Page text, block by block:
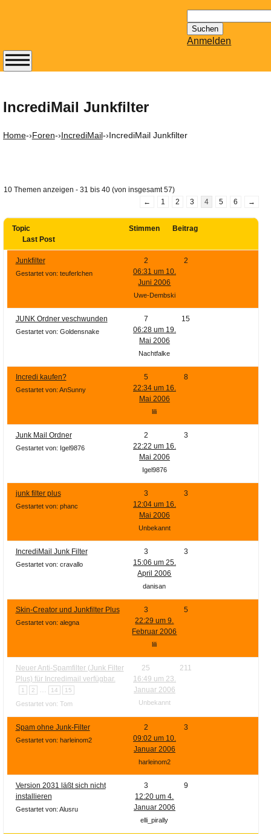
nach:
Anmelden
IncrediMail Junkfilter
Home-›Foren-›IncrediMail-›IncrediMail Junkfilter
10 Themen anzeigen - 31 bis 40 (von insgesamt 57)
←
1 2 3 4 5 6 →
Topic Stimmen
Beitrag
Last Post
Junkfilter
Gestartet von: teuferlchen
2
2
06:31 um 10.
Juni 2006
Uwe-Dembski
JUNK Ordner veschwunden
Gestartet von: Goldensnake
7
15
06:28 um 19.
Mai 2006
Nachtfalke
Incredi kaufen?
Gestartet von: AnSunny
5
8
22:34 um 16.
Mai 2006
lili
Junk Mail Ordner
Gestartet von: Igel9876
2
3
22:22 um 16.
Mai 2006
Igel9876
junk filter plus
Gestartet von: phanc
3
3
12:04 um 16.
Mai 2006
Unbekannt
IncrediMail Junk Filter
Gestartet von: cravallo
3
3
15:06 um 25.
April 2006
danisan
Skin-Creator und Junkfilter Plus
Gestartet von: alegna
3
5
22:29 um 9.
Februar 2006
lili
Neuer Anti-Spamfilter (Junk Filter
Plus) für Incredimail verfügbar.
1 2 14 15
Gestartet von: Tom
25
211
16:49 um 23.
Januar 2006
Unbekannt
Spam ohne Junk-Filter
Gestartet von: harleinom2
2
3
09:02 um 10.
Januar 2006
harleinom2
Version 2031 läßt sich nicht
installieren
Gestartet von: Alusru
3
9
12:20 um 4.
Januar 2006
elli_pirally
Abonnieren Sie den
erscheinenden
Mailhilfe.de
Email für Sie
GMail, Thunderbird
oder auch
KuNoMail, usw.
Ihre E-Mail
E-Mail